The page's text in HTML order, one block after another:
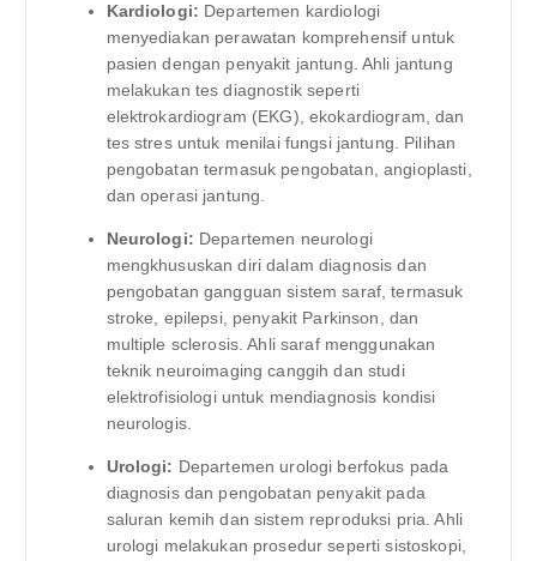
Kardiologi: Departemen kardiologi
menyediakan perawatan komprehensif untuk
pasien dengan penyakit jantung. Ahli jantung
melakukan tes diagnostik seperti
elektrokardiogram (EKG), ekokardiogram, dan
tes stres untuk menilai fungsi jantung. Pilihan
pengobatan termasuk pengobatan, angioplasti,
dan operasi jantung.
Neurologi: Departemen neurologi
mengkhususkan diri dalam diagnosis dan
pengobatan gangguan sistem saraf, termasuk
stroke, epilepsi, penyakit Parkinson, dan
multiple sclerosis. Ahli saraf menggunakan
teknik neuroimaging canggih dan studi
elektrofisiologi untuk mendiagnosis kondisi
neurologis.
Urologi: Departemen urologi berfokus pada
diagnosis dan pengobatan penyakit pada
saluran kemih dan sistem reproduksi pria. Ahli
urologi melakukan prosedur seperti sistoskopi,